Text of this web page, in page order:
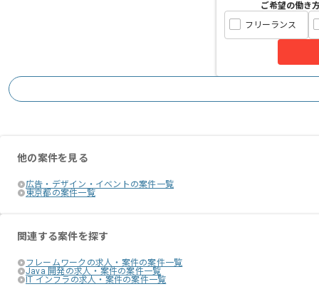
ご希望の働き
フリーランス
他の案件を見る
広告・デザイン・イベントの案件一覧
東京都の案件一覧
関連する案件を探す
フレームワークの求人・案件の案件一覧
Java 開発の求人・案件の案件一覧
IT インフラの求人・案件の案件一覧